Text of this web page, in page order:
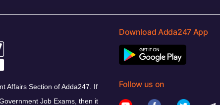
Affairs Section of Adda247. If
Job Exams, then it
Download Adda247 App
Follow us on